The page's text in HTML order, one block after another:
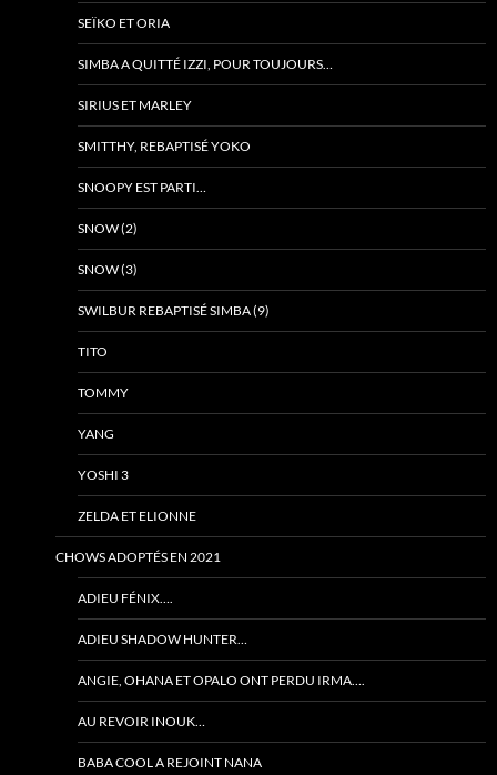
SEÏKO ET ORIA
SIMBA A QUITTÉ IZZI, POUR TOUJOURS…
SIRIUS ET MARLEY
SMITTHY, REBAPTISÉ YOKO
SNOOPY EST PARTI…
SNOW (2)
SNOW (3)
SWILBUR REBAPTISÉ SIMBA (9)
TITO
TOMMY
YANG
YOSHI 3
ZELDA ET ELIONNE
CHOWS ADOPTÉS EN 2021
ADIEU FÉNIX….
ADIEU SHADOW HUNTER…
ANGIE, OHANA ET OPALO ONT PERDU IRMA….
AU REVOIR INOUK…
BABA COOL A REJOINT NANA